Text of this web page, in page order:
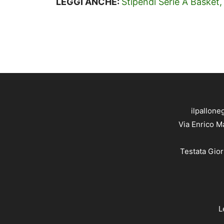
Via Enrico
Testata